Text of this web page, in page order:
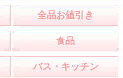
全品お値引き
食品
バス・キッチン